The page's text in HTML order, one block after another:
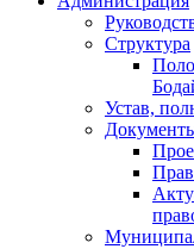
Структура
Устав,